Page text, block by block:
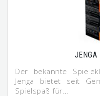
JENGA
Der bekannte
Jenga bietet seit
Spielspaß für…